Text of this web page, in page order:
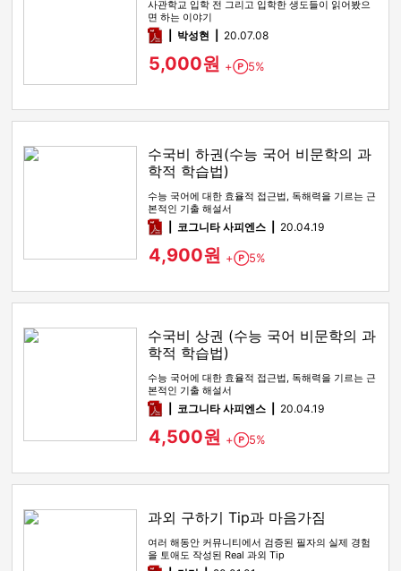
사관학교 입학 전 그리고 입학한 생도들이 읽어봤으
면 하는 이야기
pdf박성현 20.07.08
5,000원 + Point
5%
수국비 하권(수능 국어 비문학의 과
학적 학습법)
수능 국어에 대한 효율적 접근법, 독해력을 기르는 근
본적인 기출 해설서
pdf코그니타 사피엔스 20.04.19
4,900원 + Point
5%
수국비 상권 (수능 국어 비문학의 과
학적 학습법)
수능 국어에 대한 효율적 접근법, 독해력을 기르는 근
본적인 기출 해설서
pdf코그니타 사피엔스 20.04.19
4,500원 + Point
5%
과외 구하기 Tip과 마음가짐
여러 해동안 커뮤니티에서 검증된 필자의 실제 경험
을 토애도 작성된 Real 과외 Tip